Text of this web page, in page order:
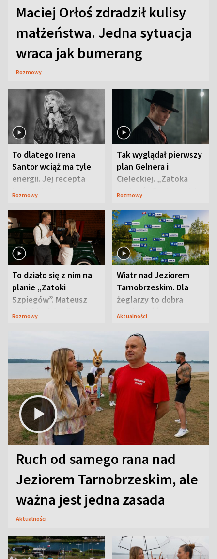
Maciej Orłoś zdradził kulisy
małżeństwa. Jedna sytuacja
wraca jak bumerang
Rozmowy
To dlatego Irena
Santor wciąż ma tyle
energii. Jej recepta
jest zaskakująco
Rozmowy
Tak wyglądał pierwszy
plan Gelnera i
Cieleckiej. „Zatoka
szpiegów” od razu ich
Rozmowy
To działo się z nim na
planie „Zatoki
Szpiegów”. Mateusz
Janicki odsłonił
Rozmowy
Wiatr nad Jeziorem
Tarnobrzeskim. Dla
żeglarzy to dobra
wiadomość
Aktualności
Ruch od samego rana nad
Jeziorem Tarnobrzeskim, ale
ważna jest jedna zasada
Aktualności